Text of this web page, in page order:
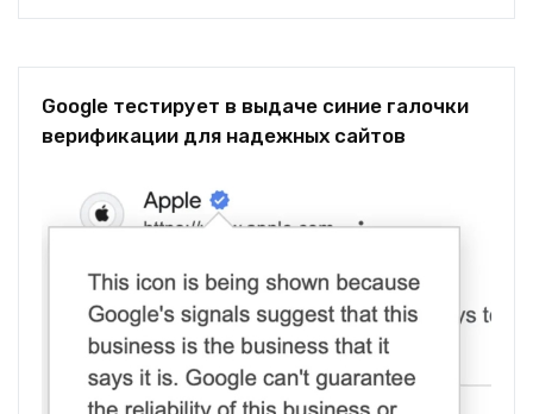
Google тестирует в выдаче синие галочки
верификации для надежных сайтов